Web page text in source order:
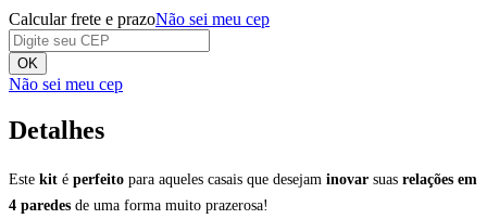
Calcular frete e prazoNão sei meu cep
OK
Não sei meu cep
Detalhes
Este kit é perfeito para aqueles casais que desejam inovar suas relações em
4 paredes de uma forma muito prazerosa!